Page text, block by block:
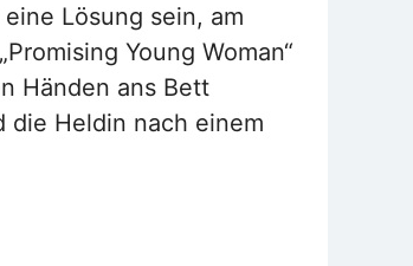
Lösung sein, am
Young Woman“
Händen ans Bett
die Heldin nach einem